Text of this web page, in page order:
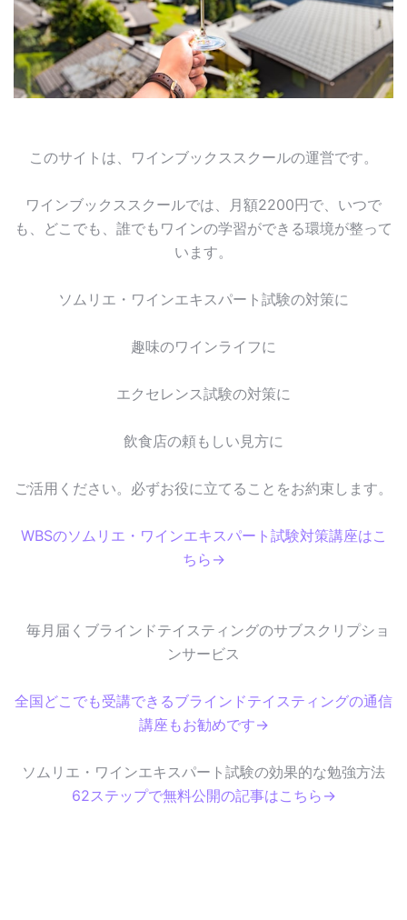
このサイトは、ワインブックススクールの運営です。
ワインブックススクールでは、月額2200円で、いつで
も、どこでも、誰でもワインの学習ができる環境が整って
います。
ソムリエ・ワインエキスパート試験の対策に
趣味のワインライフに
エクセレンス試験の対策に
飲食店の頼もしい見方に
ご活用ください。必ずお役に立てることをお約束します。
WBSのソムリエ・ワインエキスパート試験対策講座はこ
ちら→
毎月届くブラインドテイスティングのサブスクリプショ
ンサービス
全国どこでも受講できるブラインドテイスティングの通信
講座もお勧めです→
ソムリエ・ワインエキスパート試験の効果的な勉強方法
62ステップで無料公開の記事はこちら→